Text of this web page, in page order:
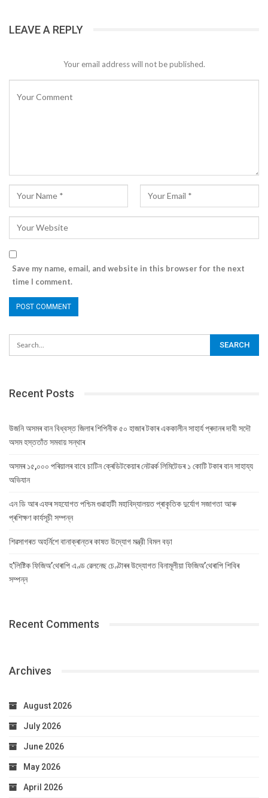
LEAVE A REPLY
Your email address will not be published.
Save my name, email, and website in this browser for the next
time I comment.
Recent Posts
উজনি অসমৰ বান বিধ্বস্ত জিলাৰ শিপিনীক ৫০ হাজাৰ টকাৰ এককালীন সাহাৰ্য প্ৰদানৰ দাবী সদৌ
অসম হস্ততাঁত সমবায় সন্থাৰ
অসমৰ ১৫,০০০ পৰিয়ালৰ বাবে চাটিন ক্ৰেডিটকেয়াৰ নেটৱৰ্ক লিমিটেডৰ ১ কোটি টকাৰ বান সাহায্য
অভিযান
এন ডি আৰ এফৰ সহযোগত পশ্চিম গুৱাহাটী মহাবিদ্যালয়ত প্ৰাকৃতিক দুৰ্যোগ সজাগতা আৰু
প্ৰশিক্ষণ কাৰ্যসূচী সম্পন্ন
শিৱসাগৰত অহৰ্নিশে বানাক্ৰান্তৰ কাষত উদ্যোগ মন্ত্রী বিমল বড়া
হ’লিষ্টিক ফিজিঅ’থেৰাপি এণ্ড ৱেলনেছ চেণ্টাৰৰ উদ্যোগত বিনামূলীয়া ফিজিঅ’থেৰাপি শিবিৰ
সম্পন্ন
Recent Comments
Archives
August 2026
July 2026
June 2026
May 2026
April 2026